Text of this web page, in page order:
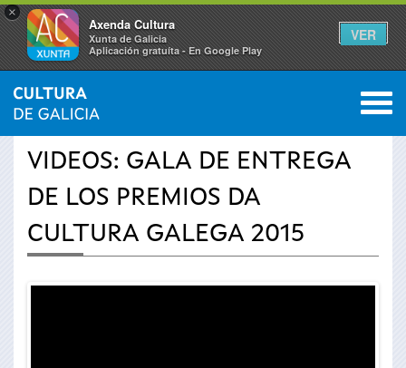
×
Axenda Cultura
Xunta de Galicia
Aplicación gratuíta - En Google Play
VER
Se
usted
INICIO › ACTUALIDAD 0
VIDEOS: GALA DE ENTREGA
DE LOS PREMIOS DA
CULTURA GALEGA 2015